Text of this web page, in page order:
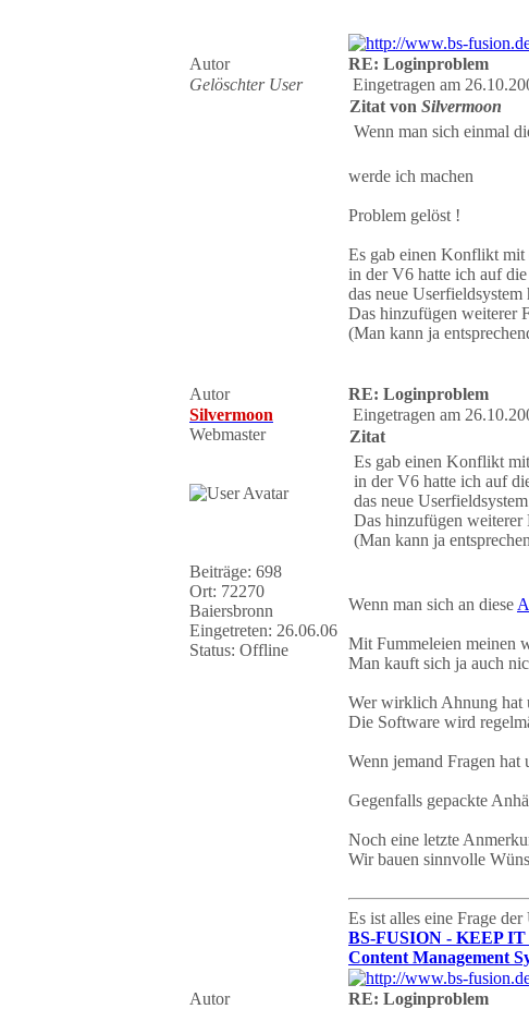
Autor RE: Loginproblem
Gelöschter User
Eingetragen am
Zitat von Silvermoon
Wenn man sich einmal
werde ich machen
Problem gelöst !
Es gab einen Konflikt mit
in der V6 hatte ich auf
das neue Userfieldsystem
Das hinzufügen weiterer
(Man kann ja
Autor RE: Loginproblem
Silvermoon
Webmaster
Beiträge: 698
Ort: 72270
Baiersbronn
Eingetreten: 26.06.06
Status: Offline
Eingetragen am
Zitat
Es gab einen Konflikt
in der V6 hatte ich auf
das neue
Das hinzufügen weiterer
(Man kann ja
Wenn man sich an diese
Mit Fummeleien meinen
Man kauft sich ja auch
Wer wirklich Ahnung hat
Die Software wird
Wenn jemand Fragen hat
Gegenfalls gepackte
Noch eine letzte
Wir bauen sinnvolle
Es ist alles eine Frage
BS-FUSION - KEEP
Content Management
Autor RE: Loginproblem